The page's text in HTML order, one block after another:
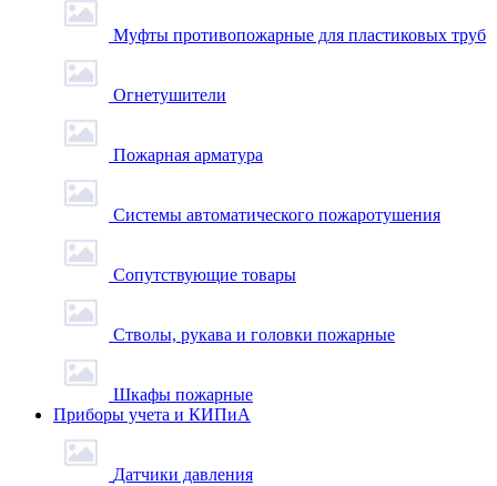
Муфты противопожарные для пластиковых труб
Огнетушители
Пожарная арматура
Системы автоматического пожаротушения
Сопутствующие товары
Стволы, рукава и головки пожарные
Шкафы пожарные
Приборы учета и КИПиА
Датчики давления